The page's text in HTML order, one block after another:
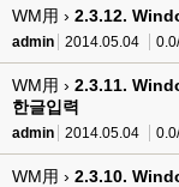
WM用 › 2.3.12.
admin 2014.05.04
WM用 › 2.3.11.
한글입력
admin 2014.05.04
WM用 › 2.3.10.